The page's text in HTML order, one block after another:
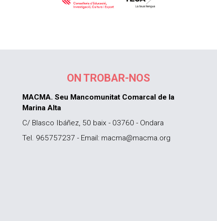
ON TROBAR-NOS
MACMA. Seu Mancomunitat Comarcal de la
Marina Alta
C/ Blasco Ibáñez, 50 baix - 03760 - Ondara
Tel. 965757237 - Email: macma@macma.org